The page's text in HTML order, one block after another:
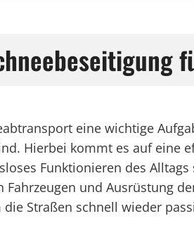
eine wichtige
Hierbei kommt es auf eine
Funktionieren des
und Ausrüstung
Straßen schnell wieder